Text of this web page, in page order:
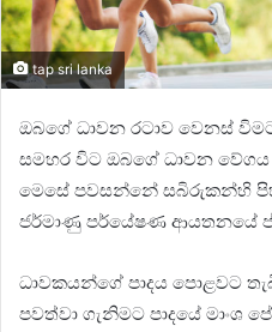
tap sri lanka
ඔබගේ ධාවන රටාව වෙනස්
සමහර විට ඔබගේ ධාවන
මෙසේ පවසන්නේ සබිරුකන්හි
ජර්මාණු පර්යේෂණ ආයතනයේ
ධාවකයන්ගේ පාදය පොළවට
පවත්වා ගැනිමට පාදයේ මාංශ